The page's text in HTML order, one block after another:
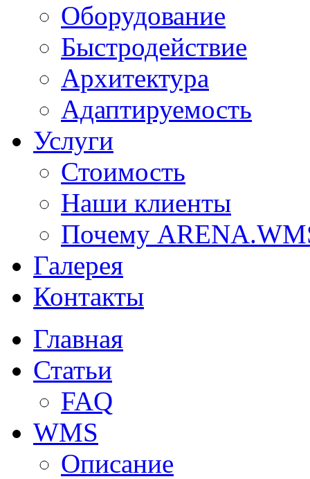
Оборудование
Быстродействие
Архитектура
Адаптируемость
Услуги
Стоимость
Наши клиенты
Почему
Галерея
Контакты
Главная
Статьи
FAQ
WMS
Описание